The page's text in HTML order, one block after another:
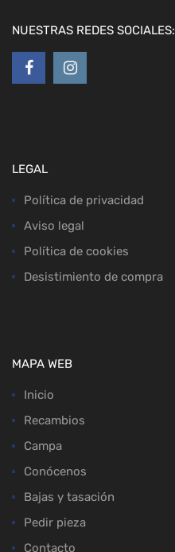
NUESTRAS REDES SOCIALES:
LEGAL
Política de privacidad
Aviso legal
Política de cookies
Desistimiento de compra
MAPA WEB
Inicio
Recambios
Campa
Conócenos
Bajas y tasación
Pedir pieza
Contacto